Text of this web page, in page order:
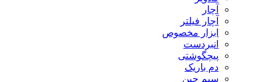
آچار
آچار فیلتر
ابزار مخصوص
انبردست
پیچگوشتی
دم باریک
سیم چین